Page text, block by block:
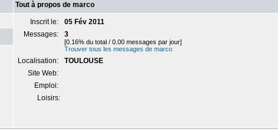
Tout à propos de marco
Inscrit le:
05 Fév 2011
Messages:
3
[0.16% du total / 0.00 messages par jour]
Trouver tous les messages de marco
Localisation:
TOULOUSE
Site Web:
Emploi:
Loisirs: